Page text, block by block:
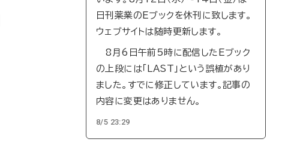
日刊薬業のEブックを休刊に致します。
ウェブサイトは随時更新します。
8月6日午前5時に配信したEブック
の上段には「LAST」という誤植があり
ました。すでに修正しています。記事の
内容に変更はありません。
8/5 23:29